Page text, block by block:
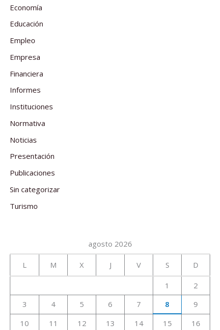
Economía
Educación
Empleo
Empresa
Financiera
Informes
Instituciones
Normativa
Noticias
Presentación
Publicaciones
Sin categorizar
Turismo
agosto 2026
L M X J V S D
1
2
3
4 5 6 7 8
9
10
11 12 13 14 15
16